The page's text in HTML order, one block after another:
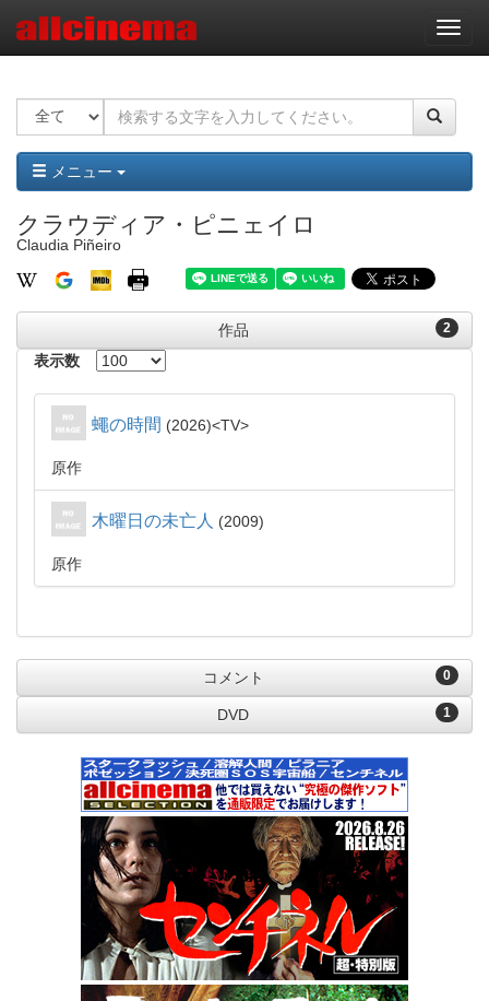
ナ
ビ
ー
ョ
ン
メニュー
クラウディア・ピニェイロ
Claudia Piñeiro
2
作品
表示数
蠅の時間 2026 TV
原作
木曜日の未亡人 2009
原作
0
コメント
1
DVD